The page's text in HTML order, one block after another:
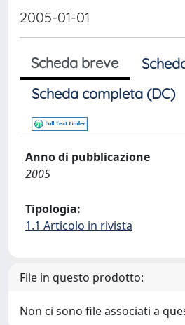
2005-01-01
Scheda breve
Scheda completa (DC)
Anno di pubblicazione
2005
Tipologia:
1.1 Articolo in rivista
File in questo prodotto:
Non ci sono file associati a